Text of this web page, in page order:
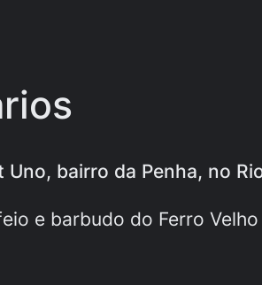
Uno, bairro da Penha, no
e barbudo do Ferro Velho